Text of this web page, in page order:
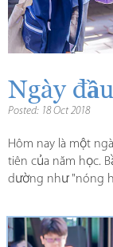
Ngày
Posted: 18 Oct 2018
Hôm nay là một
tiên của năm học.
dường như "nóng